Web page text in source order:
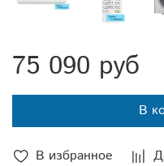
В избранное
75 090 руб
В